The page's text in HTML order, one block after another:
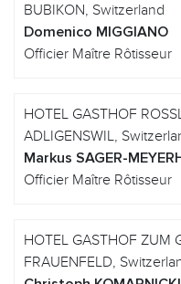
BUBIKON, Switzerland
Domenico MIGGIANO
Officier Maître Rôtisseur
HOTEL GASTHOF
ADLIGENSWIL,
Markus SAGER-
Officier Maître Rôtisseur
HOTEL GASTHOF ZUM
FRAUENFELD,